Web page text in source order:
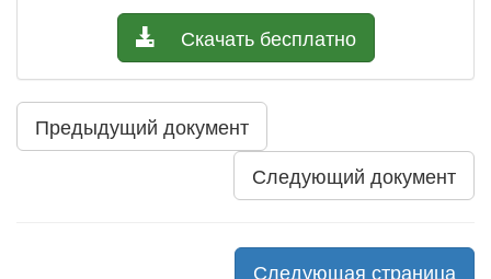
Скачать бесплатно
Предыдущий документ
Следующий документ
Следующая страница